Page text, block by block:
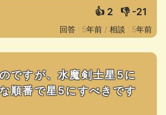
👍 2 👎 -21
回答 : 5年前 / 相談 : 5年前
ですが、水魔剣士星5に
順番で星5にすべきです